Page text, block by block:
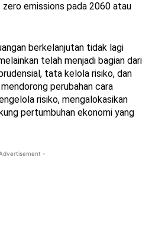
emissions pada 2060 atau
berkelanjutan tidak lagi
telah menjadi bagian dari
tata kelola risiko, dan
perubahan cara
risiko, mengalokasikan
pertumbuhan ekonomi yang
-